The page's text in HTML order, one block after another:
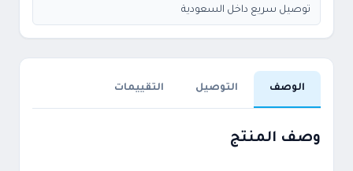
توصيل سريع داخل السعودية
الوصف التوصيل التقييمات
وصف المنتج